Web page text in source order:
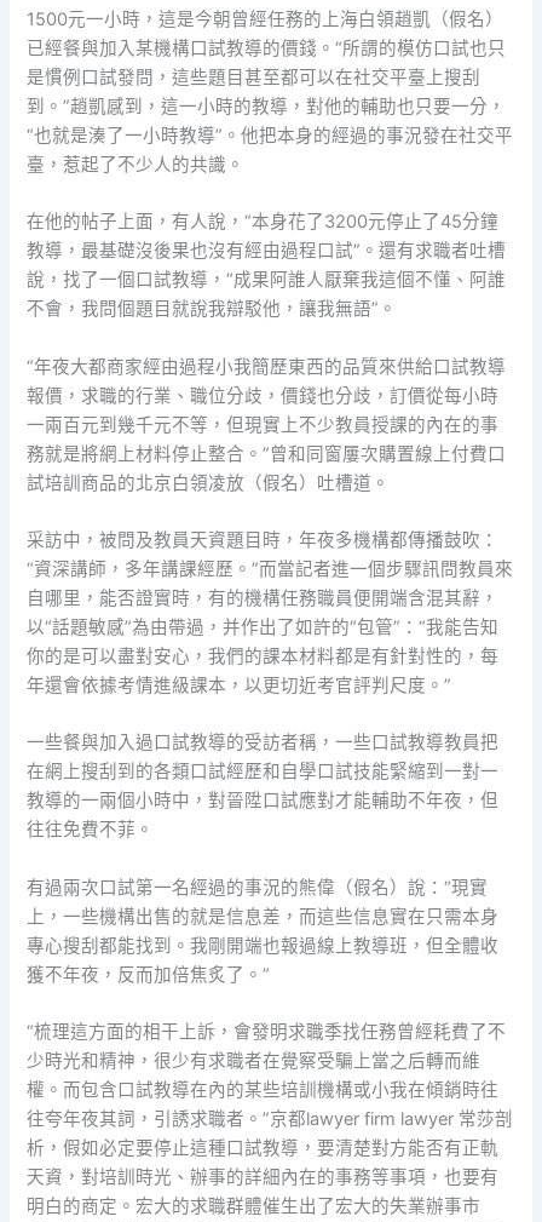
1500元一小時，這是今朝曾經任務的上海白領趙凱（假名）
已經餐與加入某機構口試教導的價錢。“所謂的模仿口試也只
是慣例口試發問，這些題目甚至都可以在社交平臺上搜刮
到。”趙凱感到，這一小時的教導，對他的輔助也只要一分，
“也就是湊了一小時教導”。他把本身的經過的事況發在社交平
臺，惹起了不少人的共識。
在他的帖子上面，有人說，“本身花了3200元停止了45分鐘
教導，最基礎沒後果也沒有經由過程口試”。還有求職者吐槽
說，找了一個口試教導，“成果阿誰人厭棄我這個不懂、阿誰
不會，我問個題目就說我辯駁他，讓我無語”。
“年夜大都商家經由過程小我簡歷東西的品質來供給口試教導
報價，求職的行業、職位分歧，價錢也分歧，訂價從每小時
一兩百元到幾千元不等，但現實上不少教員授課的內在的事
務就是將網上材料停止整合。”曾和同窗屢次購置線上付費口
試培訓商品的北京白領凌放（假名）吐槽道。
采訪中，被問及教員天資題目時，年夜多機構都傳播鼓吹：
“資深講師，多年講課經歷。”而當記者進一個步驟訊問教員來
自哪里，能否證實時，有的機構任務職員便開端含混其辭，
以“話題敏感”為由帶過，并作出了如許的“包管”：“我能告知
你的是可以盡對安心，我們的課本材料都是有針對性的，每
年還會依據考情進級課本，以更切近考官評判尺度。”
一些餐與加入過口試教導的受訪者稱，一些口試教導教員把
在網上搜刮到的各類口試經歷和自學口試技能緊縮到一對一
教導的一兩個小時中，對晉陞口試應對才能輔助不年夜，但
往往免費不菲。
有過兩次口試第一名經過的事況的熊偉（假名）說：“現實
上，一些機構出售的就是信息差，而這些信息實在只需本身
專心搜刮都能找到。我剛開端也報過線上教導班，但全體收
獲不年夜，反而加倍焦炙了。”
“梳理這方面的相干上訴，會發明求職季找任務曾經耗費了不
少時光和精神，很少有求職者在覺察受騙上當之后轉而維
權。而包含口試教導在內的某些培訓機構或小我在傾銷時往
往夸年夜其詞，引誘求職者。”京都lawyer firm lawyer 常莎剖
析，假如必定要停止這種口試教導，要清楚對方能否有正軌
天資，對培訓時光、辦事的詳細內在的事務等事項，也要有
明白的商定。宏大的求職群體催生出了宏大的失業辦事市